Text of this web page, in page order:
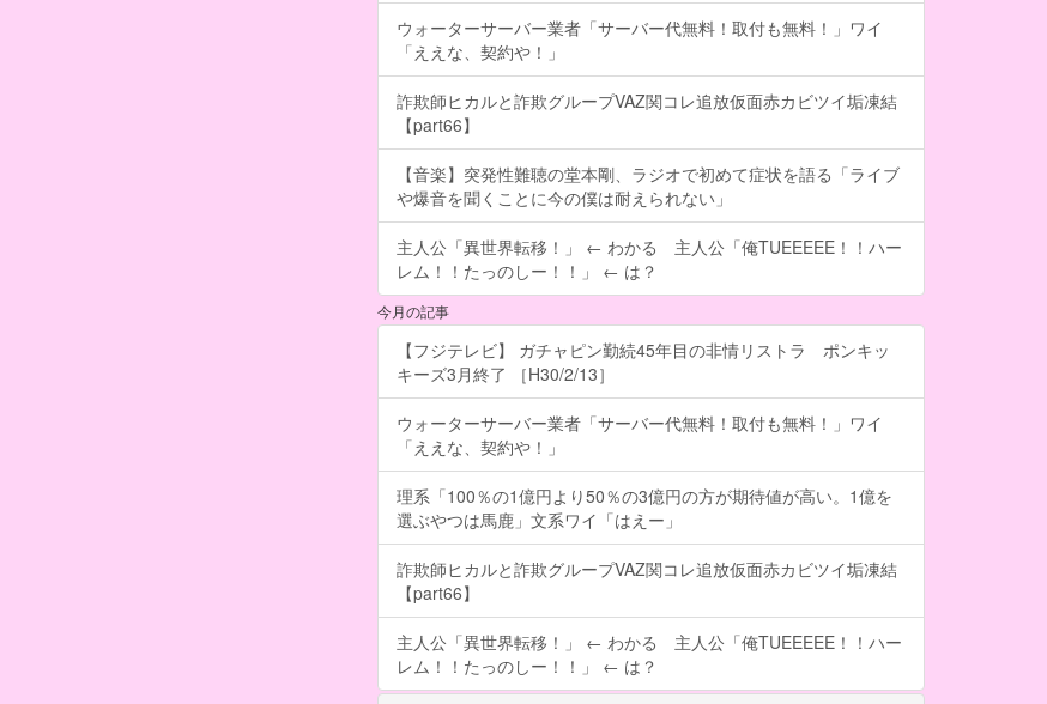
ウォーターサーバー業者「サーバー代無料！取付も無料！」ワイ
「ええな、契約や！」
詐欺師ヒカルと詐欺グループVAZ関コレ追放仮面赤カビツイ垢凍結
【part66】
【音楽】突発性難聴の堂本剛、ラジオで初めて症状を語る「ライブ
や爆音を聞くことに今の僕は耐えられない」
主人公「異世界転移！」 ← わかる 主人公「俺TUEEEEE！！ハー
レム！！たっのしー！！」 ← は？
今月の記事
【フジテレビ】 ガチャピン勤続45年目の非情リストラ ポンキッ
キーズ3月終了 ［H30/2/13］
ウォーターサーバー業者「サーバー代無料！取付も無料！」ワイ
「ええな、契約や！」
理系「100％の1億円より50％の3億円の方が期待値が高い。1億を
選ぶやつは馬鹿」文系ワイ「はえー」
詐欺師ヒカルと詐欺グループVAZ関コレ追放仮面赤カビツイ垢凍結
【part66】
主人公「異世界転移！」 ← わかる 主人公「俺TUEEEEE！！ハー
レム！！たっのしー！！」 ← は？